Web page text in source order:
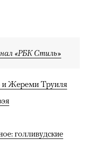
«РБК Стиль»
и Жереми Труиля
голливудские